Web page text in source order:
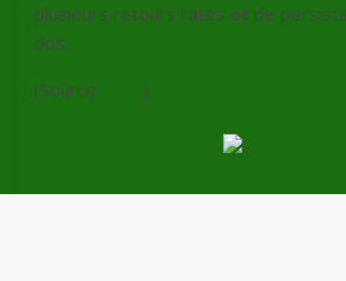
plusieurs retours ratés et de
dos.
(Source :
)